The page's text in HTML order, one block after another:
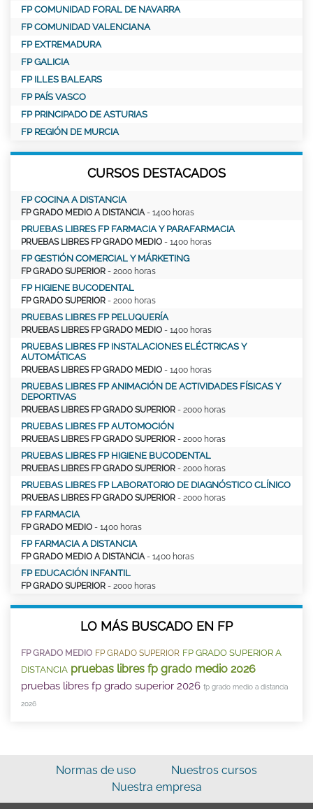
FP COMUNIDAD FORAL DE NAVARRA
FP COMUNIDAD VALENCIANA
FP EXTREMADURA
FP GALICIA
FP ILLES BALEARS
FP PAÍS VASCO
FP PRINCIPADO DE ASTURIAS
FP REGIÓN DE MURCIA
CURSOS DESTACADOS
FP COCINA A DISTANCIA
FP GRADO MEDIO A DISTANCIA - 1400 horas
PRUEBAS LIBRES FP FARMACIA Y PARAFARMACIA
PRUEBAS LIBRES FP GRADO MEDIO - 1400 horas
FP GESTIÓN COMERCIAL Y MÁRKETING
FP GRADO SUPERIOR - 2000 horas
FP HIGIENE BUCODENTAL
FP GRADO SUPERIOR - 2000 horas
PRUEBAS LIBRES FP PELUQUERÍA
PRUEBAS LIBRES FP GRADO MEDIO - 1400 horas
PRUEBAS LIBRES FP INSTALACIONES ELÉCTRICAS Y
AUTOMÁTICAS
PRUEBAS LIBRES FP GRADO MEDIO - 1400 horas
PRUEBAS LIBRES FP ANIMACIÓN DE ACTIVIDADES FÍSICAS Y
DEPORTIVAS
PRUEBAS LIBRES FP GRADO SUPERIOR - 2000 horas
PRUEBAS LIBRES FP AUTOMOCIÓN
PRUEBAS LIBRES FP GRADO SUPERIOR - 2000 horas
PRUEBAS LIBRES FP HIGIENE BUCODENTAL
PRUEBAS LIBRES FP GRADO SUPERIOR - 2000 horas
PRUEBAS LIBRES FP LABORATORIO DE DIAGNÓSTICO CLÍNICO
PRUEBAS LIBRES FP GRADO SUPERIOR - 2000 horas
FP FARMACIA
FP GRADO MEDIO - 1400 horas
FP FARMACIA A DISTANCIA
FP GRADO MEDIO A DISTANCIA - 1400 horas
FP EDUCACIÓN INFANTIL
FP GRADO SUPERIOR - 2000 horas
LO MÁS BUSCADO EN FP
FP GRADO MEDIO FP GRADO SUPERIOR FP GRADO SUPERIOR A
DISTANCIA pruebas libres fp grado medio 2026
pruebas libres fp grado superior 2026 fp grado medio a distancia
2026
Normas de uso
Nuestros cursos
Nuestra empresa